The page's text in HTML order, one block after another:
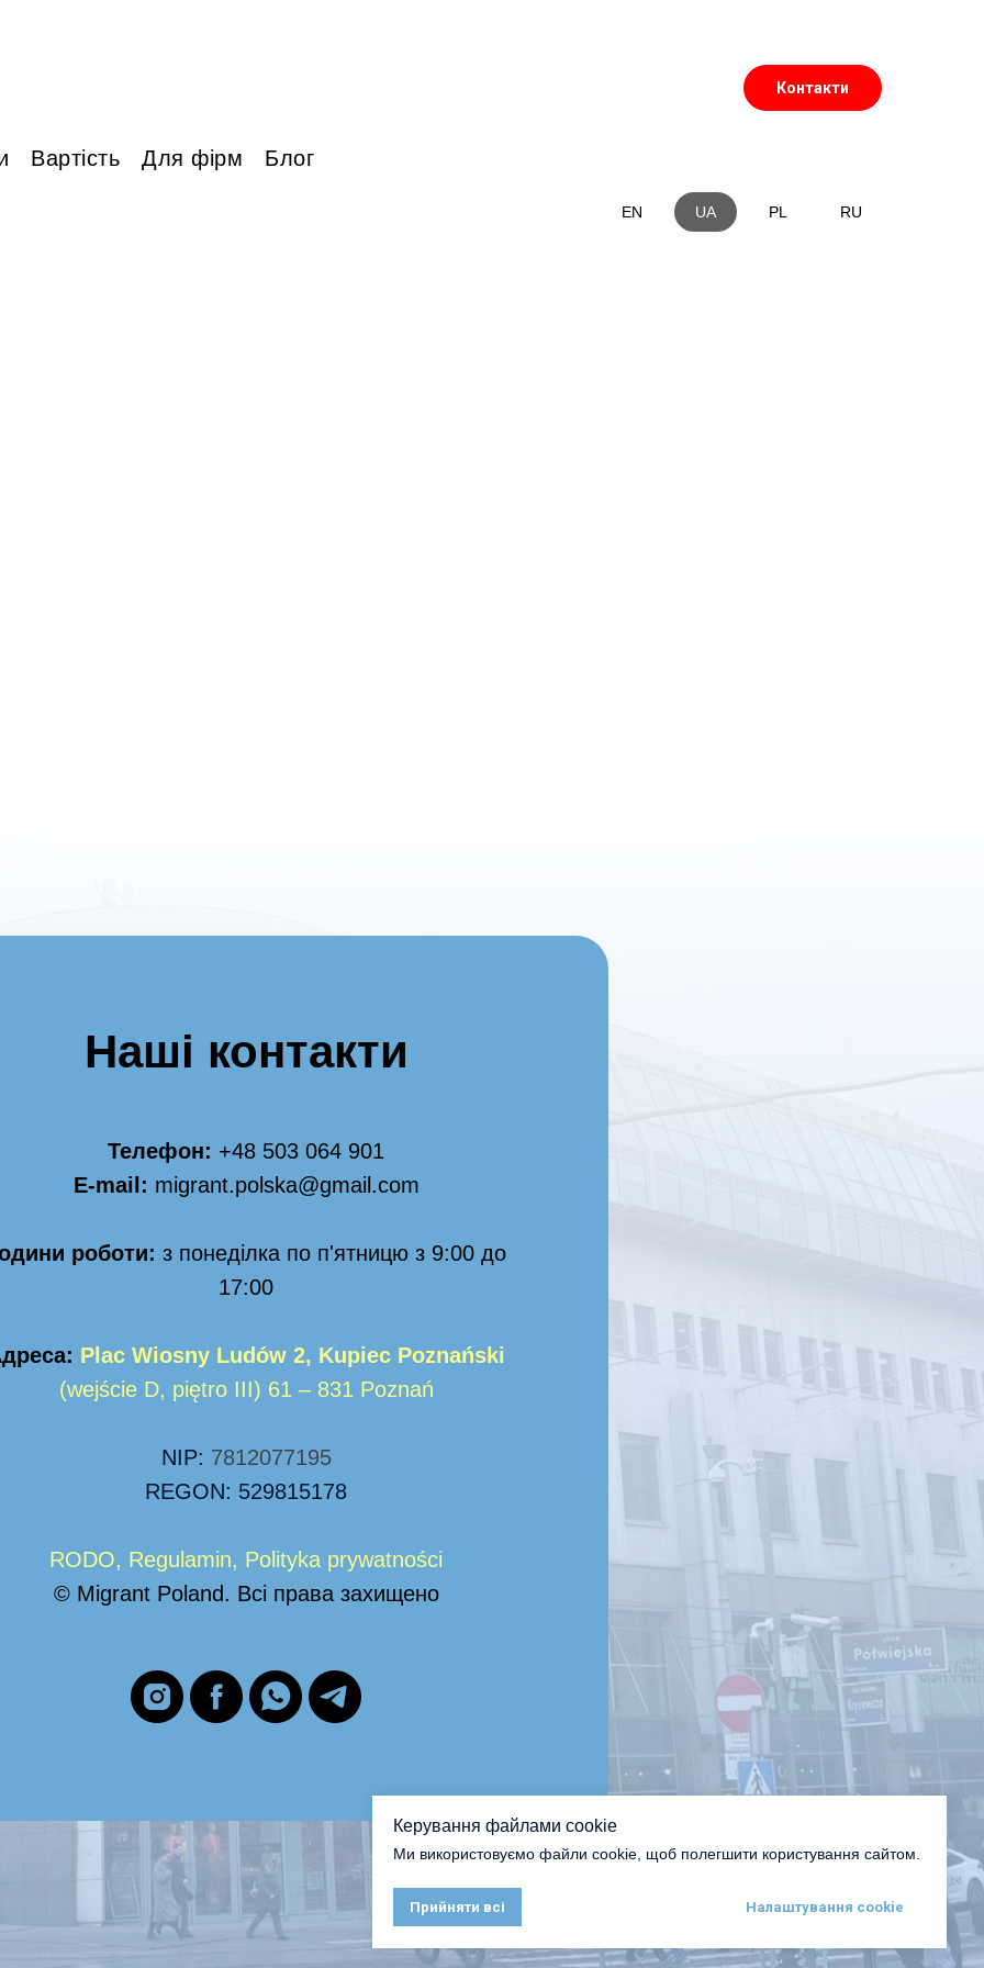
Контакти
Вартість Для фірм Блог
EN UA PL RU
Наші контакти
Телефон: +48 503 064 901
E-mail: migrant.polska@gmail.com
роботи: з понеділка по п'ятницю з 9:00 до
17:00
Plac Wiosny Ludów 2, Kupiec Poznański
(wejście D, piętro III) 61 – 831 Poznań
NIP: 7812077195
REGON: 529815178
RODO, Regulamin, Polityka prywatności
© Migrant Poland. Всі права захищено
Керування файлами cookie
Ми використовуємо файли cookie, щоб полегшити користування сайтом.
Прийняти всі Налаштування cookie